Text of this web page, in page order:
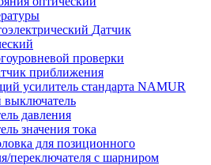
Датчик
проверки
приближения
усилитель стандарта NAMUR
давления
значения тока
для позиционного
переключателя с шарниром